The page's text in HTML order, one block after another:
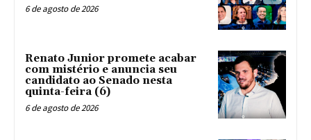
6 de agosto de 2026
Renato Junior promete acabar
com mistério e anuncia seu
candidato ao Senado nesta
quinta-feira (6)
6 de agosto de 2026